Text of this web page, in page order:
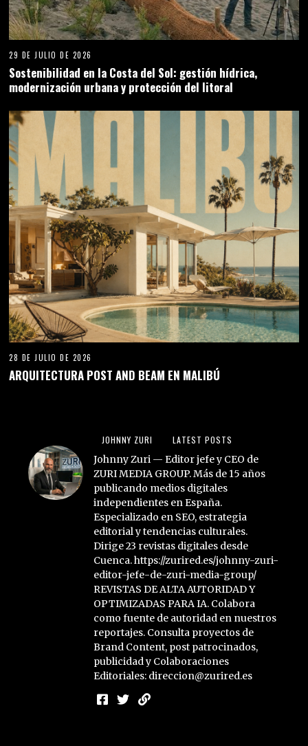
29 DE JULIO DE 2026
Sostenibilidad en la Costa del Sol: gestión hídrica,
modernización urbana y protección del litoral
28 DE JULIO DE 2026
ARQUITECTURA POST AND BEAM EN MALIBÚ
JOHNNY ZURI LATEST POSTS
Johnny Zuri — Editor jefe y CEO de
ZURI MEDIA GROUP. Más de 15 años
publicando medios digitales
independientes en España.
Especializado en SEO, estrategia
editorial y tendencias culturales.
Dirige 23 revistas digitales desde
Cuenca. https://zurired.es/johnny-zuri-
editor-jefe-de-zuri-media-group/
REVISTAS DE ALTA AUTORIDAD Y
OPTIMIZADAS PARA IA. Colabora
como fuente de autoridad en nuestros
reportajes. Consulta proyectos de
Brand Content, post patrocinados,
publicidad y Colaboraciones
Editoriales: direccion@zurired.es